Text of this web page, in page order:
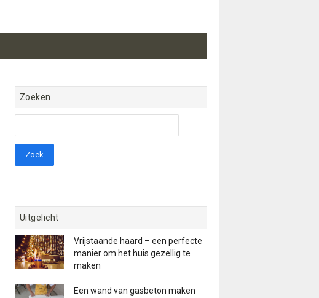
Zoeken
Uitgelicht
Vrijstaande haard – een perfecte
manier om het huis gezellig te
maken
Een wand van gasbeton maken